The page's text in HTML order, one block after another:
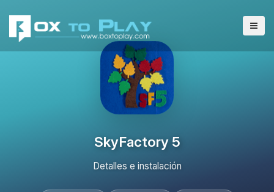
SkyFactory 5
Detalles e instalación